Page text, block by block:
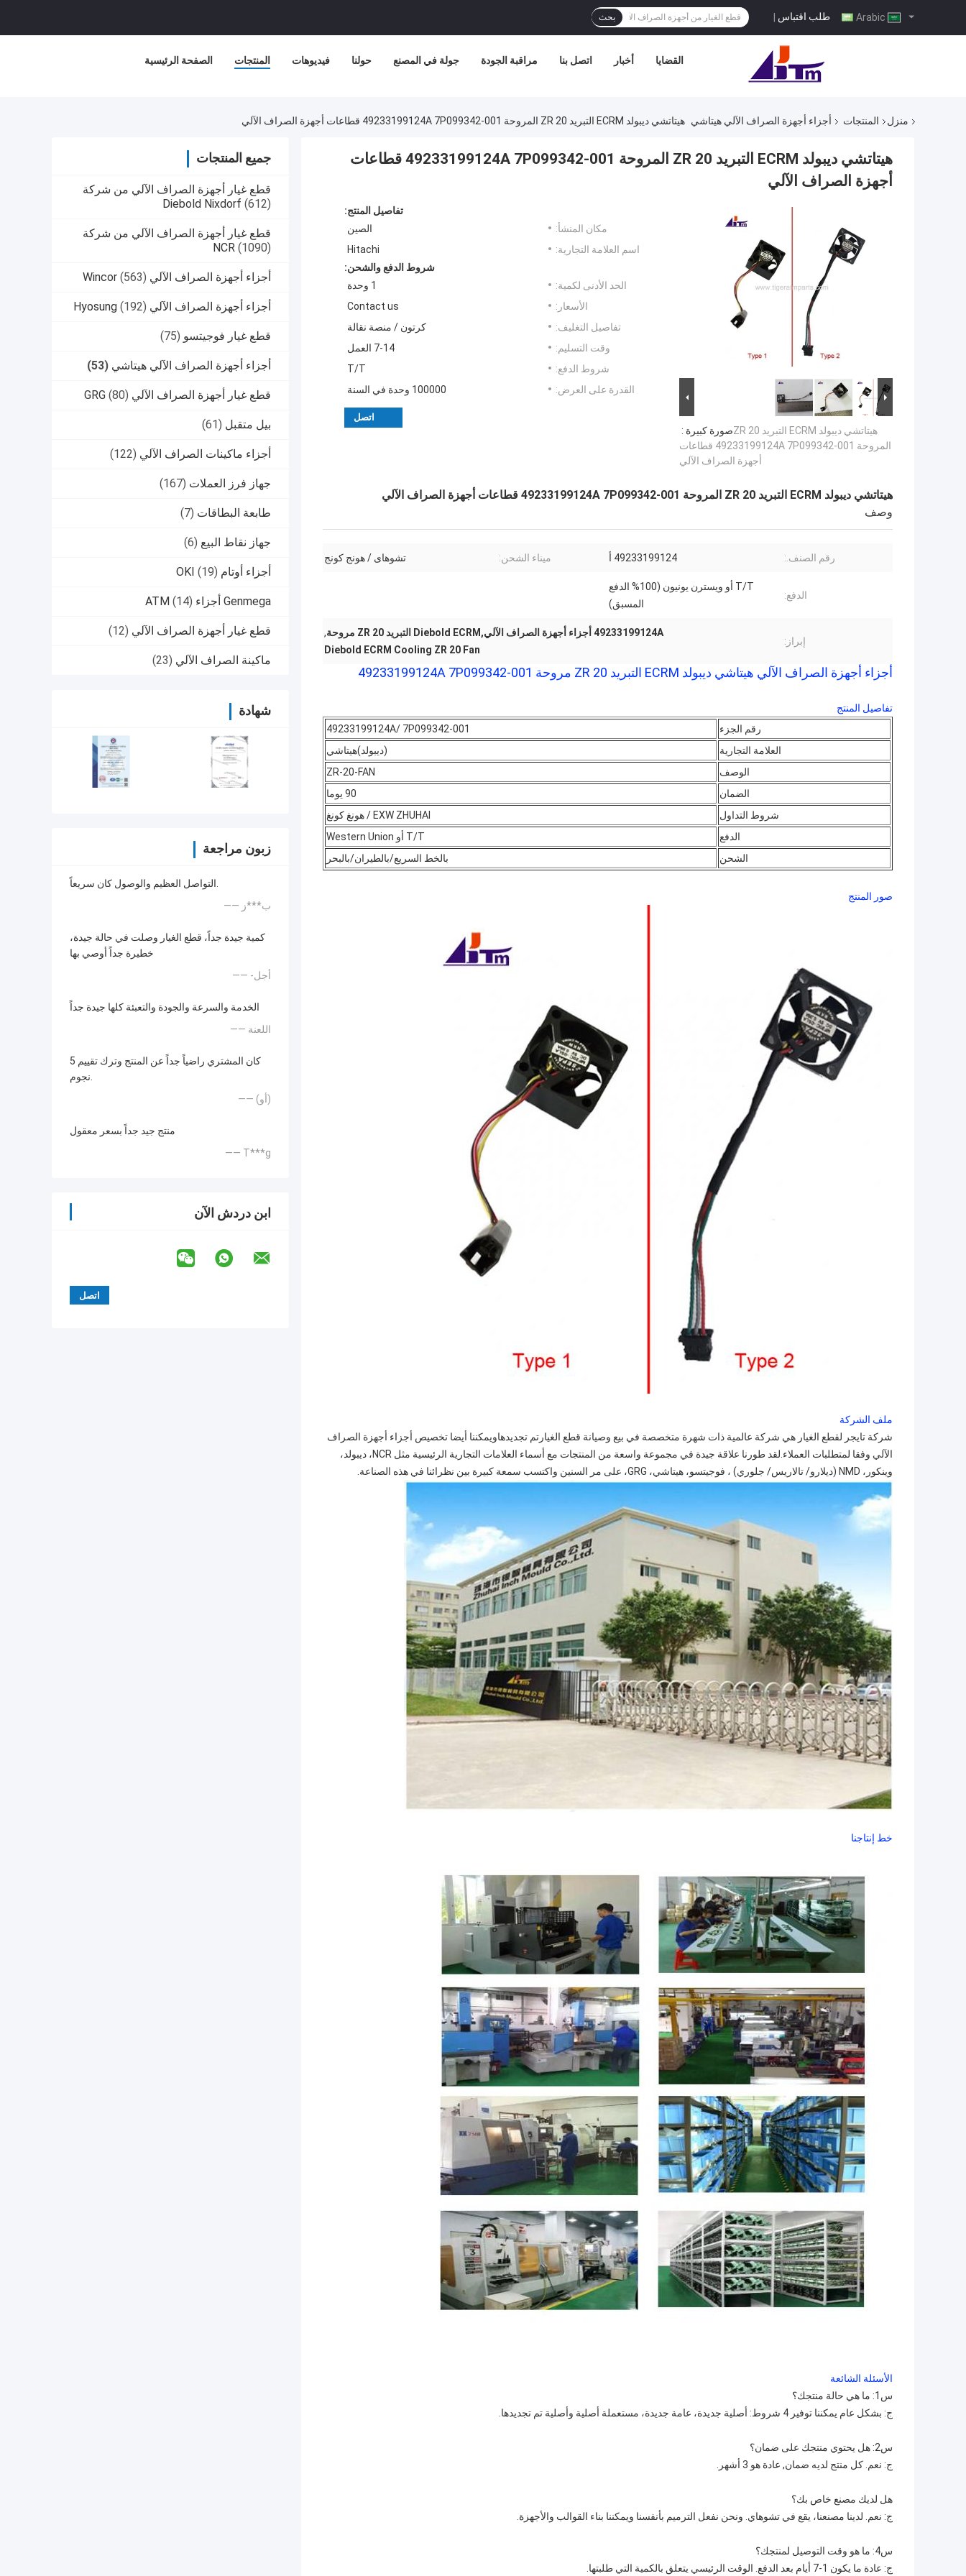
طلب اقتباس | بحث
الصفحة الرئيسية المنتجات فيديوهات حولنا جولة في المصنع مراقبة الجودة اتصل بنا أخبار القضايا
منزل المنتجات أجزاء أجهزة الصراف الآلي هيتاشي هيتاتشي ديبولد ECRM التبريد ZR 20 المروحة 49233199124A 7P099342-001 قطاعات أجهزة الصراف الآلي
جميع المنتجات
قطع غيار أجهزة الصراف الآلي من شركة
Diebold Nixdorf (612)
قطع غيار أجهزة الصراف الآلي من شركة
NCR (1090)
أجزاء أجهزة الصراف الآلي Wincor (563)
أجزاء أجهزة الصراف الآلي Hyosung (192)
قطع غيار فوجيتسو (75)
أجزاء أجهزة الصراف الآلي هيتاشي (53)
قطع غيار أجهزة الصراف الآلي GRG (80)
بيل متقبل (61)
أجزاء ماكينات الصراف الآلي (122)
جهاز فرز العملات (167)
طابعة البطاقات (7)
جهاز نقاط البيع (6)
أجزاء أوتام OKI (19)
Genmega أجزاء ATM (14)
قطع غيار أجهزة الصراف الآلي (12)
ماكينة الصراف الآلي (23)
شهادة
زبون مراجعة
التواصل العظيم والوصول كان سريعاً.
—— ب***ز
كمية جيدة جداً، قطع الغيار وصلت في حالة جيدة،
خطيرة جداً أوصي بها
—— -أجل
الخدمة والسرعة والجودة والتعبئة كلها جيدة جداً
—— اللعنة
كان المشتري راضياً جداً عن المنتج وترك تقييم 5
نجوم.
—— (أو)
منتج جيد جداً بسعر معقول
—— T***g
ابن دردش الآن
هيتاتشي ديبولد ECRM التبريد ZR 20 المروحة 49233199124A 7P099342-001 قطاعات
أجهزة الصراف الآلي
صورة كبيرة :هيتاتشي ديبولد ECRM التبريد ZR 20
المروحة 49233199124A 7P099342-001 قطاعات
أجهزة الصراف الآلي
تفاصيل المنتج:
مكان المنشأ:
الصين
اسم العلامة التجارية:
Hitachi
شروط الدفع والشحن:
الحد الأدنى لكمية:
1 وحدة
الأسعار:
Contact us
تفاصيل التغليف:
كرتون / منصة نقالة
وقت التسليم:
7-14 العمل
شروط الدفع:
T/T
القدرة على العرض:
100000 وحدة في السنة
اتصل
هيتاتشي ديبولد ECRM التبريد ZR 20 المروحة 49233199124A 7P099342-001 قطاعات أجهزة الصراف الآلي
وصف
رقم الصنف.: 49233199124 أ ميناء الشحن: تشوهاى / هونج كونج
الدفع:
T/T أو ويسترن يونيون (100% الدفع
المسبق)
إبراز:
49233199124A أجزاء أجهزة الصراف الآلي,Diebold ECRM التبريد ZR 20 مروحة
,
Diebold ECRM Cooling ZR 20 Fan
أجزاء أجهزة الصراف الآلي هيتاشي ديبولد ECRM التبريد ZR 20 مروحة 49233199124A 7P099342-001
تفاصيل المنتج
رقم الجزء
49233199124A/ 7P099342-001
العلامة التجارية
(ديبولد)هيتاشي
الوصف
ZR-20-FAN
الضمان
90 يوما
شروط التداول
EXW ZHUHAI / هونغ كونغ
الدفع
T/T أو Western Union
الشحن
بالخط السريع/بالطيران/بالبحر
صور المنتج
ملف الشركة
شركة تايجر لقطع الغيار هي شركة عالمية ذات شهرة متخصصة في بيع وصيانة قطع الغيارتم تجديدهاويمكننا أيضا تخصيص أجزاء أجهزة الصراف
الآلي وفقا لمتطلبات العملاء.لقد طورنا علاقة جيدة في مجموعة واسعة من المنتجات مع أسماء العلامات التجارية الرئيسية مثل NCR، ديبولد،
وينكور، NMD (ديلارو/ تالاريس/ جلوري) ، فوجيتسو، هيتاشي، GRG، على مر السنين واكتسب سمعة كبيرة بين نظرائنا في هذه الصناعة.
خط إنتاجنا
الأسئلة الشائعة
س1: ما هي حالة منتجك؟
ج: بشكل عام يمكننا توفير 4 شروط: أصلية جديدة، عامة جديدة، مستعملة أصلية وأصلية تم تجديدها.
س2: هل يحتوي منتجك على ضمان؟
ج: نعم. كل منتج لديه ضمان, عادة هو 3 أشهر.
هل لديك مصنع خاص بك؟
ج: نعم. لدينا مصنعنا، يقع في تشوهاي. ونحن نفعل الترميم بأنفسنا ويمكننا بناء القوالب والأجهزة.
س4: ما هو وقت التوصيل لمنتجك؟
ج: عادة ما يكون 1-7 أيام بعد الدفع. الوقت الرئيسي يتعلق بالكمية التي طلبتها.